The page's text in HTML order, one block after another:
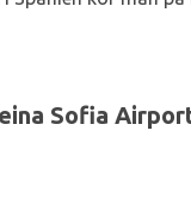
Sofia